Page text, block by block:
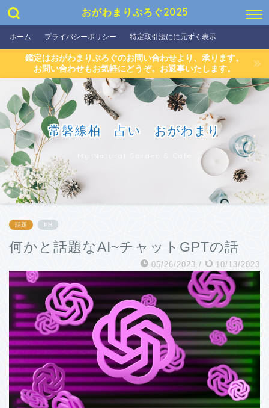
おがわまりぶろぐ2025
ホーム プライバシーポリシー 特定取引法にに元ずく表示
鑑定はおがわまりぶろぐのお問い合わせより、承ります。
お問い合わせもお気軽にどうぞ。お返事いたします。
常磐線柏 占い おがわまり
話題 PR
何かと話題なAI~チャットGPTの話
05/26/2023 / 10/13/2023